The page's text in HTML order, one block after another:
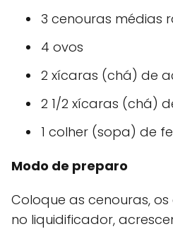
3 cenouras médias
4 ovos
2 xícaras (chá) de
2 1/2 xícaras (chá)
1 colher (sopa) de
Modo de preparo
Coloque as cenouras,
no liquidificador,